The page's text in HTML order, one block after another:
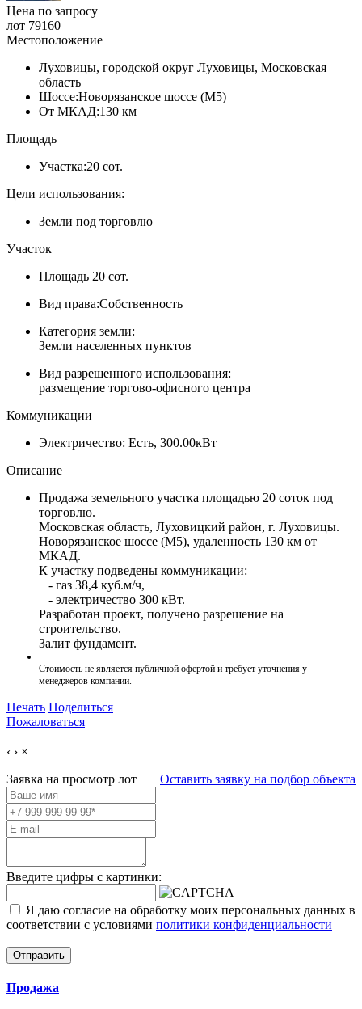
Цена по запросу
лот 79160
Местоположение
Луховицы, городской округ Луховицы, Московская
область
Шоссе:Новорязанское шоссе (М5)
От МКАД:130 км
Площадь
Участка:20 сот.
Цели использования:
Земли под торговлю
Участок
Площадь 20 сот.
Вид права:Собственность
Категория земли:
Земли населенных пунктов
Вид разрешенного использования:
размещение торгово-офисного центра
Коммуникации
Электричество: Есть, 300.00кВт
Описание
Продажа земельного участка площадью 20 соток под
торговлю.
Московская область, Луховицкий район, г. Луховицы.
Новорязанское шоссе (М5), удаленность 130 км от
МКАД.
К участку подведены коммуникации:
- газ 38,4 куб.м/ч,
- электричество 300 кВт.
Разработан проект, получено разрешение на
строительство.
Залит фундамент.
Стоимость не является публичной офертой и требует уточнения у
менеджеров компании.
Печать Поделиться
Пожаловаться
‹ › ×
Оставить заявку на подбор объекта
Заявка на просмотр лот
Введите цифры с картинки:
Я даю согласие на обработку моих персональных данных в
соответствии с условиями политики конфиденциальности
Отправить
Продажа